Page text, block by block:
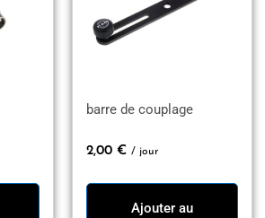
barre de couplage
2,00 € / jour
Ajouter au